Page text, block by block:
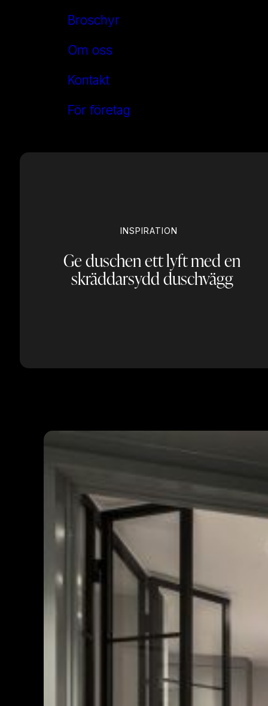
Broschyr
Om oss
Kontakt
För företag
INSPIRATION
Ge duschen ett lyft med en
skräddarsydd duschvägg